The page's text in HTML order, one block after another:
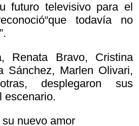
futuro televisivo para el
todavía no
Renata Bravo, Cristina
Sánchez, Marlen Olivari,
desplegaron sus
escenario.
nuevo amor